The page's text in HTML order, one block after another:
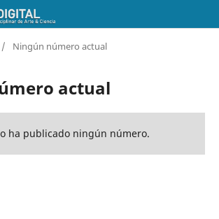
/ Ningún número actual
actual
ha publicado ningún número.